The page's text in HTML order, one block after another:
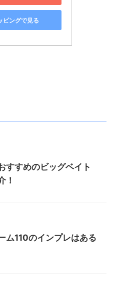
ピングで見る
すすめのビッグベイト
！
ム110のインプレはある